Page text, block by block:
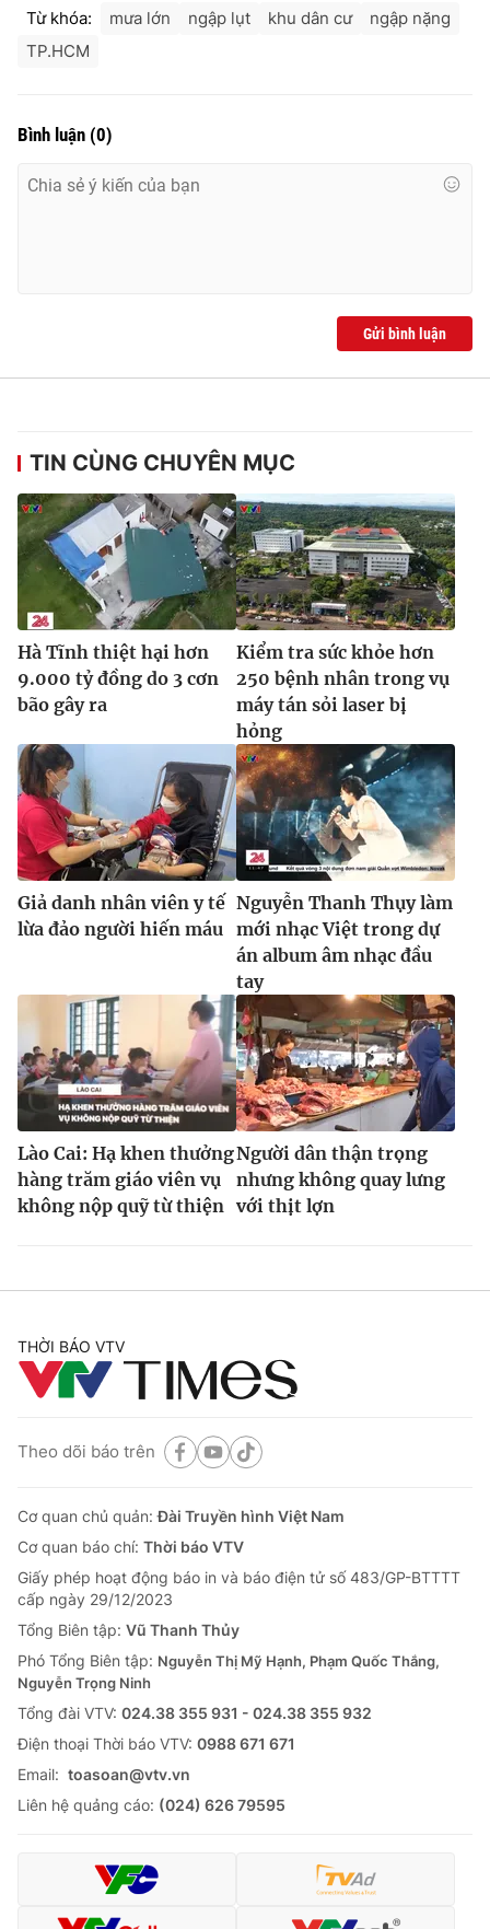
Theo dõi báo trên
Ðiện thoại Thời báo VTV: 024.66 897 897
Email:toasoan@vtv.vn
Liên hệ quảng cáo:024-7300.7108
® Cấm sao chép dưới mọi hình thức nếu không có sự chấp
thuận bằng văn bản. Ghi rõ nguồn VTV.vn khi phát hành lại
thông tin từ website này.
Từ khóa: mưa lớn ngập lụt khu dân cư
ngập nặng
TP.HCM
Bình luận (0)
Gửi bình luận
TIN CÙNG CHUYÊN MỤC
Hà Tĩnh thiệt hại hơn
9.000 tỷ đồng do 3 cơn
bão gây ra
Kiểm tra sức khỏe hơn
250 bệnh nhân trong vụ
máy tán sỏi laser bị
hỏng
Giả danh nhân viên y tế
lừa đảo người hiến máu
Nguyễn Thanh Thụy làm
mới nhạc Việt trong dự
án album âm nhạc đầu
tay
Lào Cai: Hạ khen thưởng
hàng trăm giáo viên vụ
không nộp quỹ từ thiện
Người dân thận trọng
nhưng không quay lưng
với thịt lợn
THỜI BÁO VTV
Theo dõi báo trên
Cơ quan chủ quản:Đài Truyền hình Việt Nam
Cơ quan báo chí: Thời báo VTV
Giấy phép hoạt động báo in và báo điện tử số 483/GP-BTTTT
cấp ngày 29/12/2023
Tổng Biên tập: Vũ Thanh Thủy
Phó Tổng Biên tập: Nguyễn Thị Mỹ Hạnh, Phạm Quốc Thắng,
Nguyễn Trọng Ninh
Tổng đài VTV: 024.38 355 931 - 024.38 355 932
Ðiện thoại Thời báo VTV: 0988 671 671
Email: toasoan@vtv.vn
Liên hệ quảng cáo: (024) 626 79595